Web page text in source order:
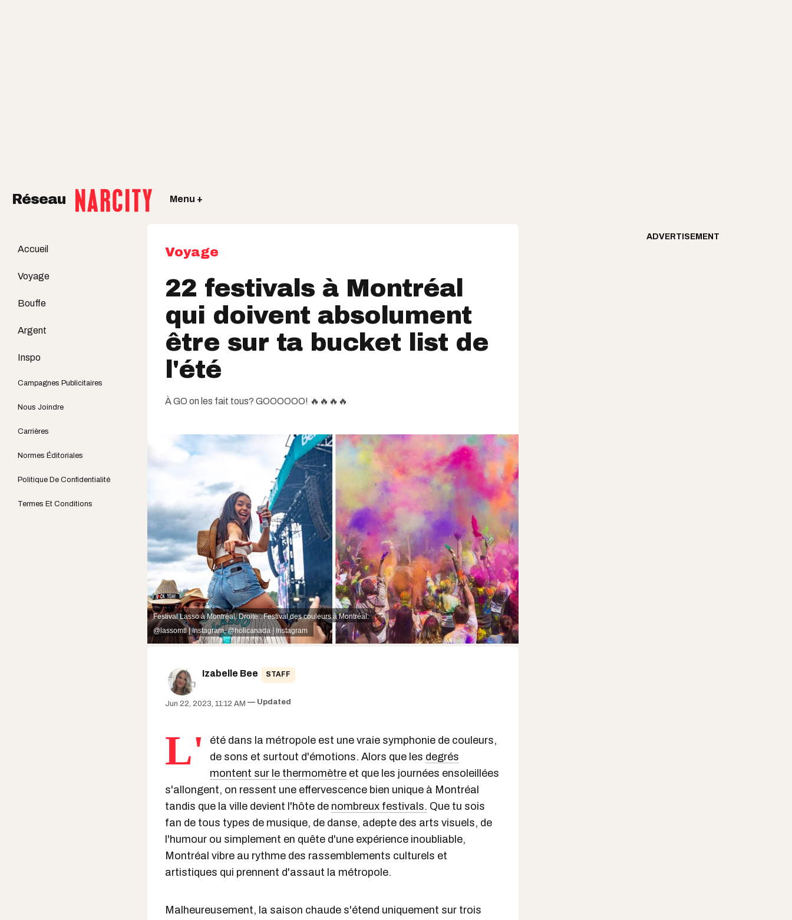
Réseau Menu +
Accueil
Voyage
Bouffe
Argent
Inspo
Campagnes Publicitaires
Nous Joindre
Carrières
Normes Éditoriales
Politique De Confidentialité
Termes Et Conditions
Voyage
22 festivals à Montréal
qui doivent absolument
être sur ta bucket list de
l'été
À GO on les fait tous? GOOOOOO! 🔥🔥🔥🔥
Festival Lasso à Montréal. Droite : Festival des couleurs à Montréal.
@lassomtl | Instagram,@holicanada | Instagram
Izabelle Bee STAFF
Jun 22, 2023, 11:12 AM Updated
L'
été dans la métropole est une vraie symphonie de couleurs,
de sons et surtout d'émotions. Alors que les degrés
montent sur le thermomètre et que les journées ensoleillées
s'allongent, on ressent une effervescence bien unique à Montréal
tandis que la ville devient l'hôte de nombreux festivals. Que tu sois
fan de tous types de musique, de danse, adepte des arts visuels, de
l'humour ou simplement en quête d'une expérience inoubliable,
Montréal vibre au rythme des rassemblements culturels et
artistiques qui prennent d'assaut la métropole.
Malheureusement, la saison chaude s'étend uniquement sur trois
ADVERTISEMENT